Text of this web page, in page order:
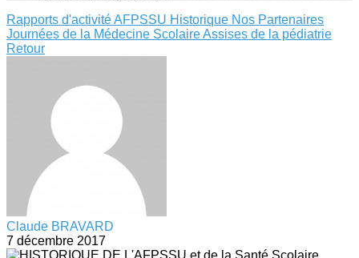
Rapports d'activité AFPSSU Historique Nos Partenaires
Journées de la Médecine ScolaireAssises de la pédiatrie
Retour
Claude BRAVARD
7 décembre 2017